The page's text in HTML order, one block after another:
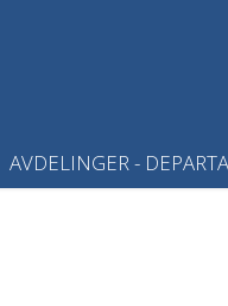
AVDELINGER -